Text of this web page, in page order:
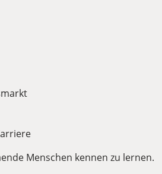
Menschen kennen zu lernen.